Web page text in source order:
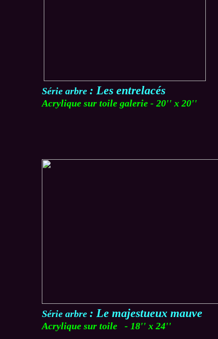
Série arbre : Les entrelacés
Acrylique sur toile galerie - 20'' x 20''
Série arbre : Le majestueux mauve
Acrylique sur toile - 18'' x 24''